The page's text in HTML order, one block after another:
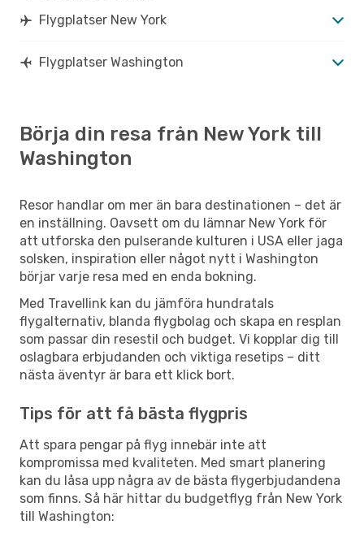
Flygplatser New York
Flygplatser Washington
Börja din resa från New York till
Washington
Resor handlar om mer än bara destinationen – det är
en inställning. Oavsett om du lämnar New York för
att utforska den pulserande kulturen i USA eller jaga
solsken, inspiration eller något nytt i Washington
börjar varje resa med en enda bokning.
Med Travellink kan du jämföra hundratals
flygalternativ, blanda flygbolag och skapa en resplan
som passar din resestil och budget. Vi kopplar dig till
oslagbara erbjudanden och viktiga resetips – ditt
nästa äventyr är bara ett klick bort.
Tips för att få bästa flygpris
Att spara pengar på flyg innebär inte att
kompromissa med kvaliteten. Med smart planering
kan du låsa upp några av de bästa flygerbjudandena
som finns. Så här hittar du budgetflyg från New York
till Washington: